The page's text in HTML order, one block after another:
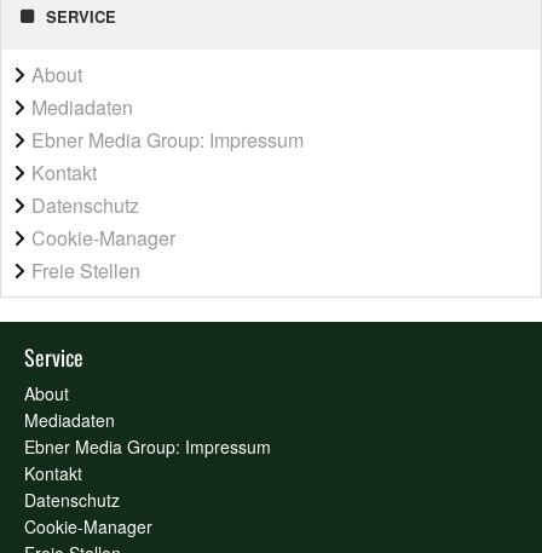
SERVICE
About
Mediadaten
Ebner Media Group: Impressum
Kontakt
Datenschutz
Cookie-Manager
Freie Stellen
Service
About
Mediadaten
Ebner Media Group: Impressum
Kontakt
Datenschutz
Cookie-Manager